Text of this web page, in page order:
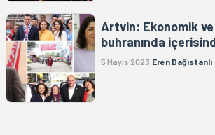
Artvin: Ekonomik
buhranında
5 Mayıs 2023 Eren Dağıstanlı